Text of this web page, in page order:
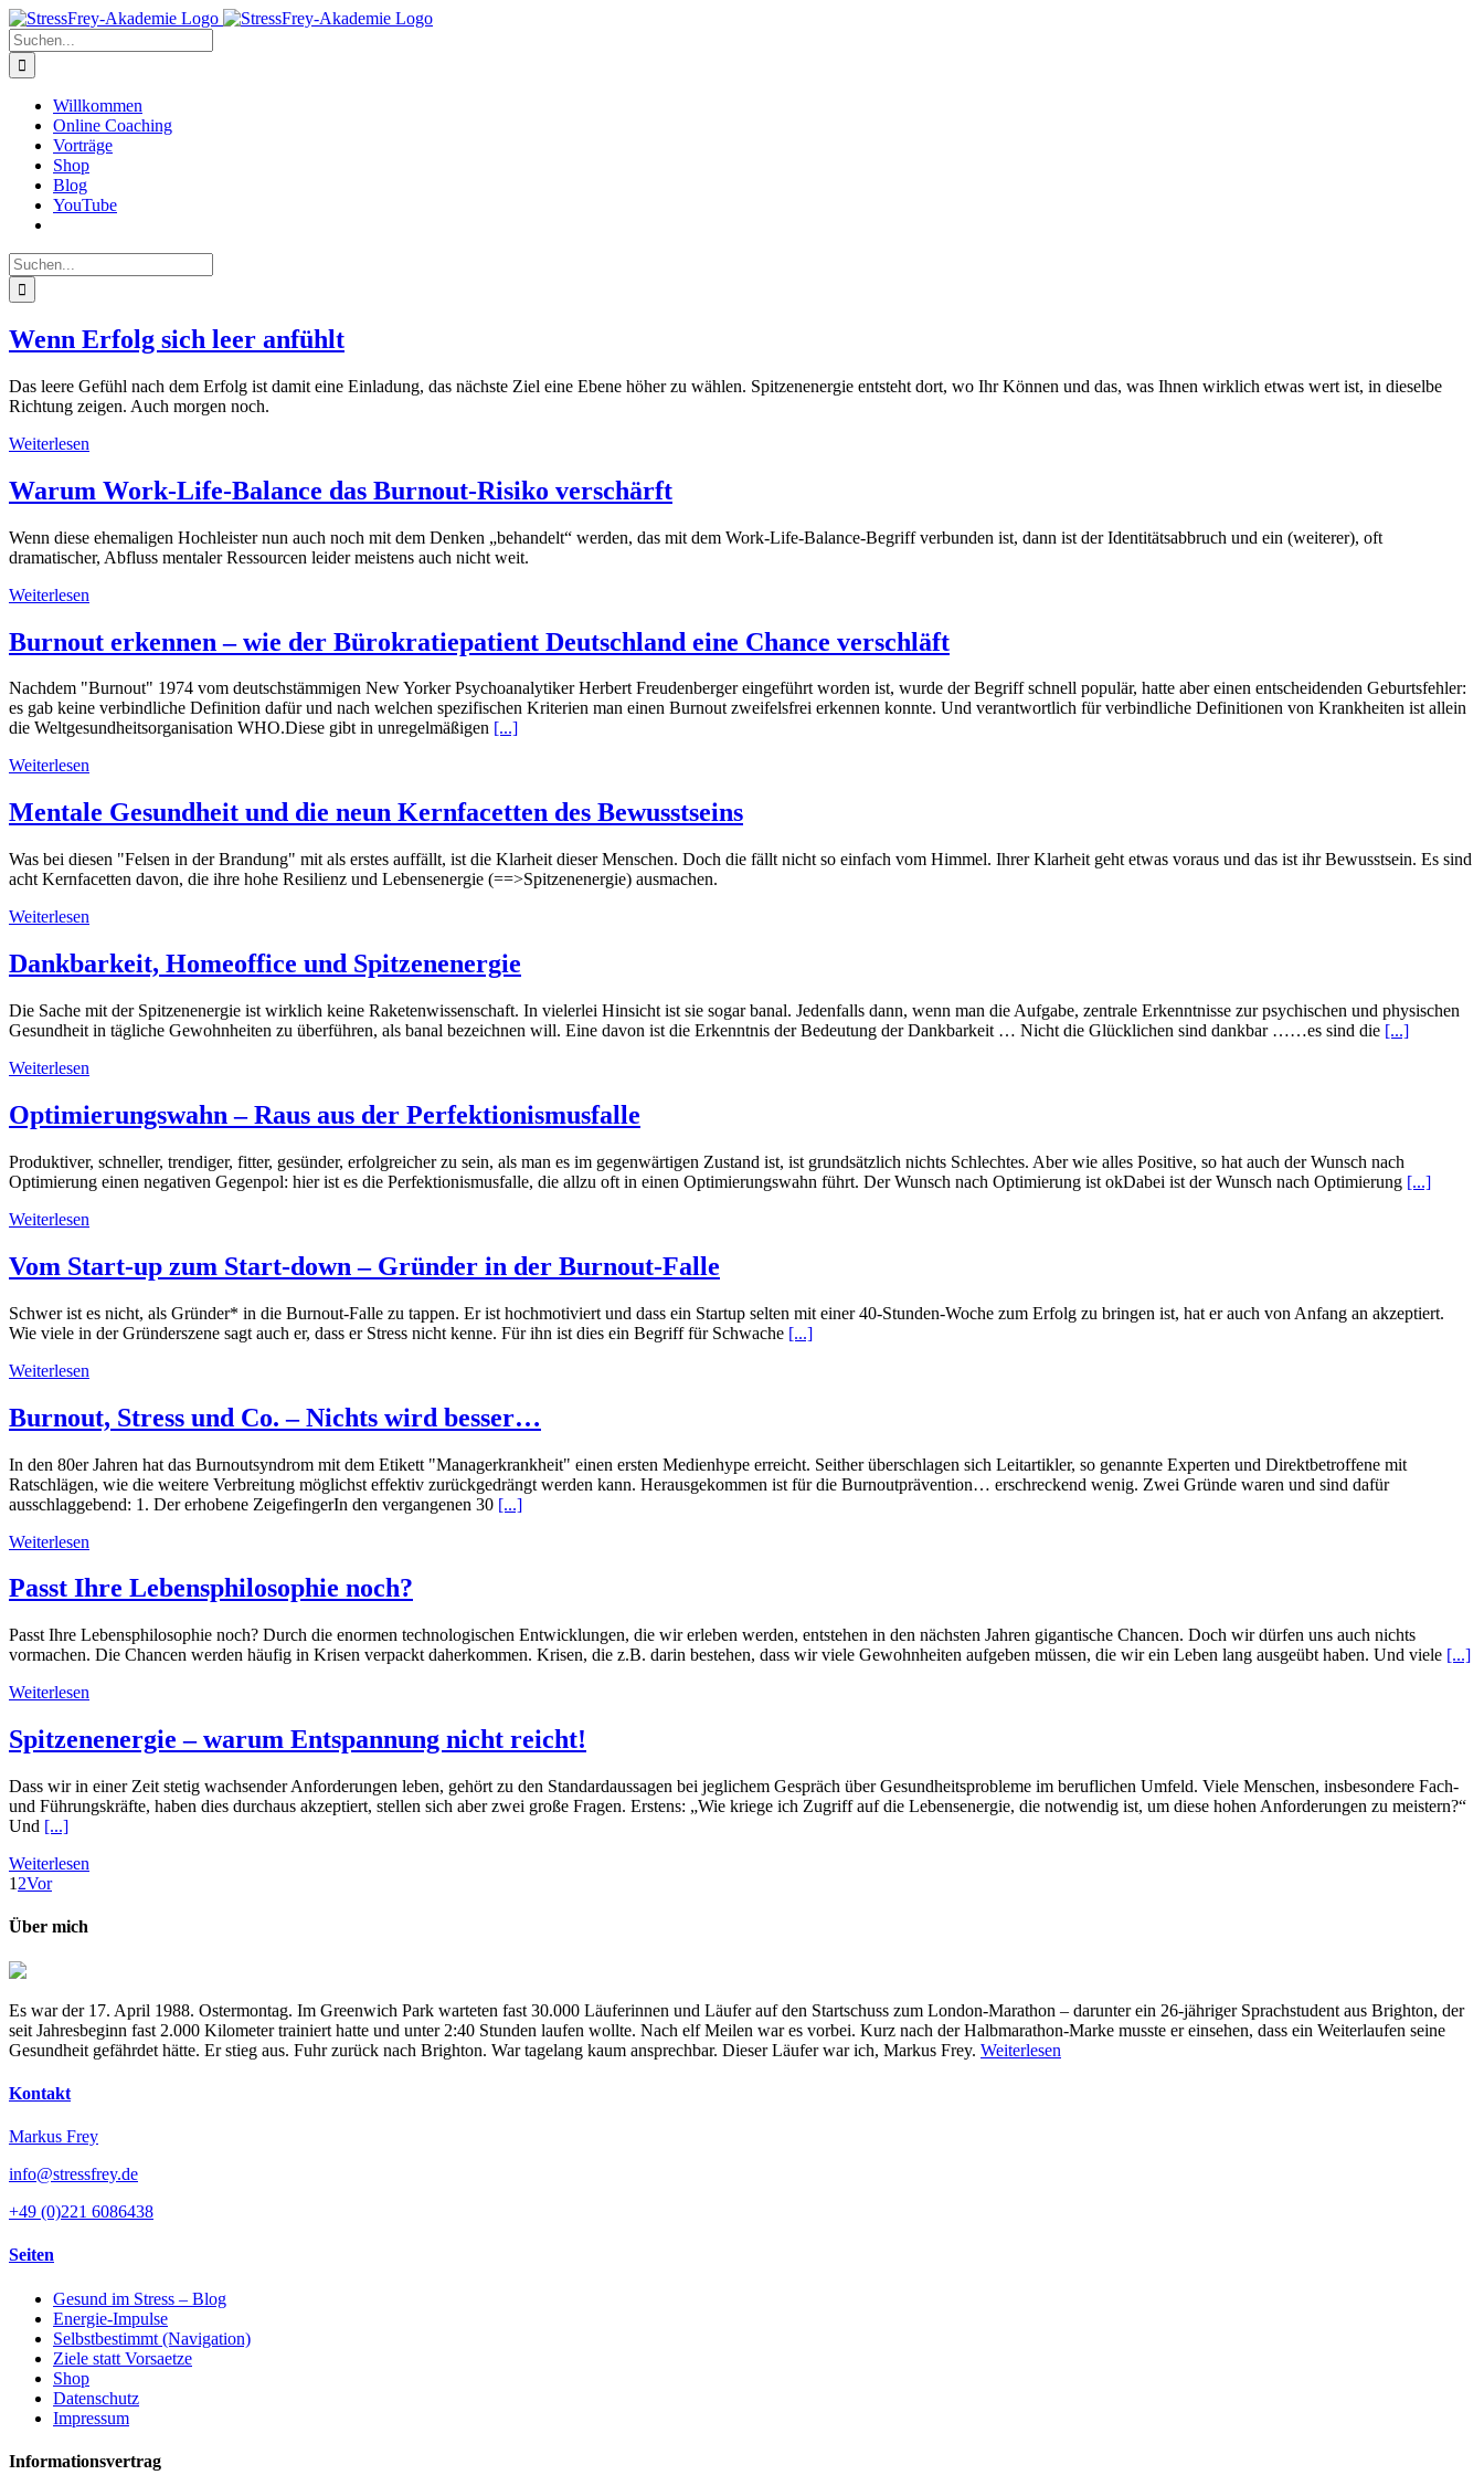
Zum
Inhalt
springen
Suche
nach:
Willkommen
Online Coaching
Vorträge
Shop
Blog
YouTube
Suche
nach:
Wenn Erfolg sich leer anfühlt
Das leere Gefühl nach dem Erfolg ist damit eine Einladung, das nächste Ziel eine Ebene höher zu wählen. Spitzenenergie entsteht dort, wo Ihr Können und das, was Ihnen wirklich etwas wert ist, in dieselbe
Richtung zeigen. Auch morgen noch.
Weiterlesen
Warum Work-Life-Balance das Burnout-Risiko verschärft
Wenn diese ehemaligen Hochleister nun auch noch mit dem Denken „behandelt“ werden, das mit dem Work-Life-Balance-Begriff verbunden ist, dann ist der Identitätsabbruch und ein (weiterer), oft
dramatischer, Abfluss mentaler Ressourcen leider meistens auch nicht weit.
Weiterlesen
Burnout erkennen – wie der Bürokratiepatient Deutschland eine Chance verschläft
Nachdem "Burnout" 1974 vom deutschstämmigen New Yorker Psychoanalytiker Herbert Freudenberger eingeführt worden ist, wurde der Begriff schnell populär, hatte aber einen entscheidenden Geburtsfehler:
es gab keine verbindliche Definition dafür und nach welchen spezifischen Kriterien man einen Burnout zweifelsfrei erkennen konnte. Und verantwortlich für verbindliche Definitionen von Krankheiten ist allein
die Weltgesundheitsorganisation WHO.Diese gibt in unregelmäßigen [...]
Weiterlesen
Mentale Gesundheit und die neun Kernfacetten des Bewusstseins
Was bei diesen "Felsen in der Brandung" mit als erstes auffällt, ist die Klarheit dieser Menschen. Doch die fällt nicht so einfach vom Himmel. Ihrer Klarheit geht etwas voraus und das ist ihr Bewusstsein. Es sind
acht Kernfacetten davon, die ihre hohe Resilienz und Lebensenergie (==>Spitzenenergie) ausmachen.
Weiterlesen
Dankbarkeit, Homeoffice und Spitzenenergie
Die Sache mit der Spitzenenergie ist wirklich keine Raketenwissenschaft. In vielerlei Hinsicht ist sie sogar banal. Jedenfalls dann, wenn man die Aufgabe, zentrale Erkenntnisse zur psychischen und physischen
Gesundheit in tägliche Gewohnheiten zu überführen, als banal bezeichnen will. Eine davon ist die Erkenntnis der Bedeutung der Dankbarkeit … Nicht die Glücklichen sind dankbar ……es sind die [...]
Weiterlesen
Optimierungswahn – Raus aus der Perfektionismusfalle
Produktiver, schneller, trendiger, fitter, gesünder, erfolgreicher zu sein, als man es im gegenwärtigen Zustand ist, ist grundsätzlich nichts Schlechtes. Aber wie alles Positive, so hat auch der Wunsch nach
Optimierung einen negativen Gegenpol: hier ist es die Perfektionismusfalle, die allzu oft in einen Optimierungswahn führt. Der Wunsch nach Optimierung ist okDabei ist der Wunsch nach Optimierung [...]
Weiterlesen
Vom Start-up zum Start-down – Gründer in der Burnout-Falle
Schwer ist es nicht, als Gründer* in die Burnout-Falle zu tappen. Er ist hochmotiviert und dass ein Startup selten mit einer 40-Stunden-Woche zum Erfolg zu bringen ist, hat er auch von Anfang an akzeptiert.
Wie viele in der Gründerszene sagt auch er, dass er Stress nicht kenne. Für ihn ist dies ein Begriff für Schwache [...]
Weiterlesen
Burnout, Stress und Co. – Nichts wird besser…
In den 80er Jahren hat das Burnoutsyndrom mit dem Etikett "Managerkrankheit" einen ersten Medienhype erreicht. Seither überschlagen sich Leitartikler, so genannte Experten und Direktbetroffene mit
Ratschlägen, wie die weitere Verbreitung möglichst effektiv zurückgedrängt werden kann. Herausgekommen ist für die Burnoutprävention… erschreckend wenig. Zwei Gründe waren und sind dafür
ausschlaggebend: 1. Der erhobene ZeigefingerIn den vergangenen 30 [...]
Weiterlesen
Passt Ihre Lebensphilosophie noch?
Passt Ihre Lebensphilosophie noch? Durch die enormen technologischen Entwicklungen, die wir erleben werden, entstehen in den nächsten Jahren gigantische Chancen. Doch wir dürfen uns auch nichts
vormachen. Die Chancen werden häufig in Krisen verpackt daherkommen. Krisen, die z.B. darin bestehen, dass wir viele Gewohnheiten aufgeben müssen, die wir ein Leben lang ausgeübt haben. Und viele [...]
Weiterlesen
Spitzenenergie – warum Entspannung nicht reicht!
Dass wir in einer Zeit stetig wachsender Anforderungen leben, gehört zu den Standardaussagen bei jeglichem Gespräch über Gesundheitsprobleme im beruflichen Umfeld. Viele Menschen, insbesondere Fach-
und Führungskräfte, haben dies durchaus akzeptiert, stellen sich aber zwei große Fragen. Erstens: „Wie kriege ich Zugriff auf die Lebensenergie, die notwendig ist, um diese hohen Anforderungen zu meistern?“
Und [...]
Weiterlesen
1 2Vor
Über mich
Es war der 17. April 1988. Ostermontag. Im Greenwich Park warteten fast 30.000 Läuferinnen und Läufer auf den Startschuss zum London-Marathon – darunter ein 26-jähriger Sprachstudent aus Brighton, der
seit Jahresbeginn fast 2.000 Kilometer trainiert hatte und unter 2:40 Stunden laufen wollte. Nach elf Meilen war es vorbei. Kurz nach der Halbmarathon-Marke musste er einsehen, dass ein Weiterlaufen seine
Gesundheit gefährdet hätte. Er stieg aus. Fuhr zurück nach Brighton. War tagelang kaum ansprechbar. Dieser Läufer war ich, Markus Frey. Weiterlesen
Kontakt
Markus Frey
info@stressfrey.de
+49 (0)221 6086438
Seiten
Gesund im Stress – Blog
Energie-Impulse
Selbstbestimmt (Navigation)
Ziele statt Vorsaetze
Shop
Datenschutz
Impressum
Informationsvertrag